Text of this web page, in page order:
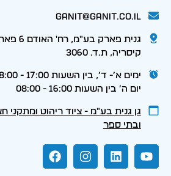
ganit@ganit.co.il
גנית
קיסריה, ת.ד. 3060
ימים א׳- ד׳, בין השעות 17:00 - 08:00
יום ה׳ בין השעות 16:00 - 08:00
גן גנית בע״מ - ציוד ריהוט ומתקני
ובתי ספר